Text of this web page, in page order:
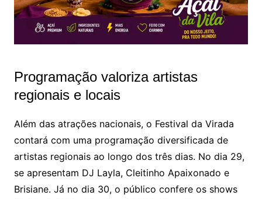
Programação valoriza artistas
regionais e locais
Além das atrações nacionais, o Festival da Virada
contará com uma programação diversificada de
artistas regionais ao longo dos três dias. No dia 29,
se apresentam DJ Layla, Cleitinho Apaixonado e
Brisiane. Já no dia 30, o público confere os shows